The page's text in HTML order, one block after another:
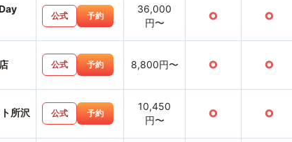
公式 予約
36,000
円〜
○ ○
公式 予約 8,800円〜 ○ ○
所沢
公式 予約
10,450
円〜
○ ○